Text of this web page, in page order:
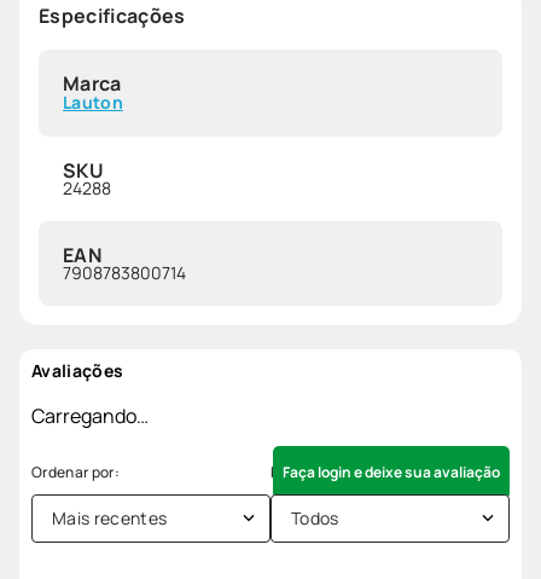
Especificações
Marca
Lauton
SKU
24288
EAN
7908783800714
Avaliações
Carregando…
Faça login e deixe sua avaliação
Mais recentes Todos